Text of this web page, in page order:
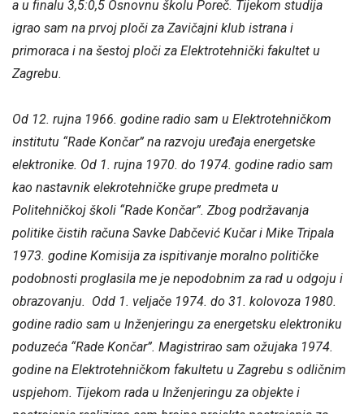
a u finalu 3,5:0,5 Osnovnu školu Poreč. Tijekom studija
igrao sam na prvoj ploči za Zavičajni klub istrana i
primoraca i na šestoj ploči za Elektrotehnički fakultet u
Zagrebu.
Od 12. rujna 1966. godine radio sam u Elektrotehničkom
institutu “Rade Končar” na razvoju uređaja energetske
elektronike. Od 1. rujna 1970. do 1974. godine radio sam
kao nastavnik elekrotehničke grupe predmeta u
Politehničkoj školi “Rade Končar”. Zbog podržavanja
politike čistih računa Savke Dabčević Kučar i Mike Tripala
1973. godine Komisija za ispitivanje moralno političke
podobnosti proglasila me je nepodobnim za rad u odgoju i
obrazovanju. Odd 1. veljače 1974. do 31. kolovoza 1980.
godine radio sam u Inženjeringu za energetsku elektroniku
poduzeća “Rade Končar”. Magistrirao sam ožujaka 1974.
godine na Elektrotehničkom fakultetu u Zagrebu s odličnim
uspjehom. Tijekom rada u Inženjeringu za objekte i